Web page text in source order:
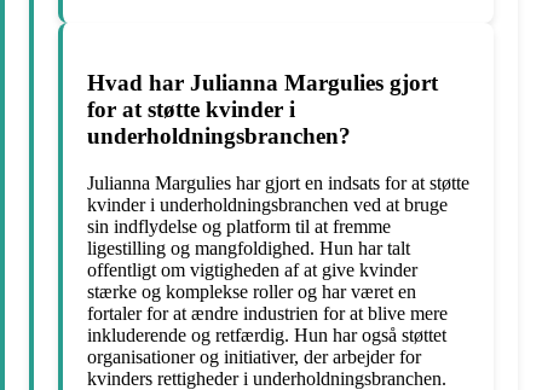
Hvad har Julianna Margulies gjort
for at støtte kvinder i
underholdningsbranchen?
Julianna Margulies har gjort en indsats for at støtte
kvinder i underholdningsbranchen ved at bruge
sin indflydelse og platform til at fremme
ligestilling og mangfoldighed. Hun har talt
offentligt om vigtigheden af at give kvinder
stærke og komplekse roller og har været en
fortaler for at ændre industrien for at blive mere
inkluderende og retfærdig. Hun har også støttet
organisationer og initiativer, der arbejder for
kvinders rettigheder i underholdningsbranchen.